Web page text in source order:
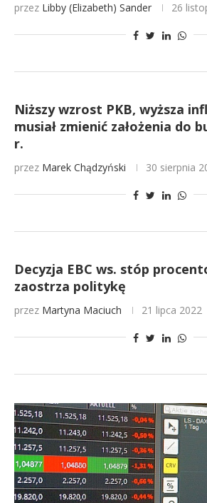
przez Libby (Elizabeth) Sander 26
Niższy wzrost PKB, wyższa
musiał zmienić założenia do
r.
przez Marek Chądzyński 30 sierpnia
Decyzja EBC ws. stóp
zaostrza politykę
przez Martyna Maciuch 21 lipca 2022